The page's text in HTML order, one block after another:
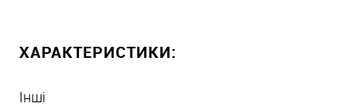
ХАРАКТЕРИСТИКИ:
Інші